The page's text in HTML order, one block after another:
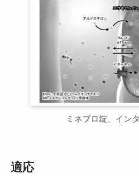
ミネブロ錠、イン
適応